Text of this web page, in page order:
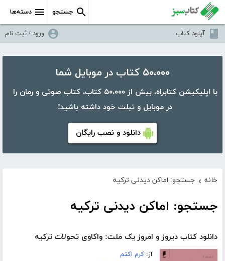
دسته‌ها جستجو
آپلود کتاب ورود / ثبت نام
۵۰،۰۰۰ کتاب در موبایل شما
با اپلیکیشن کتابراه، بیش از ۵۰،۰۰۰ کتاب، کتاب صوتی و رمان را
در موبایل و تبلت خود داشته باشید!
دانلود و نصب رایگان
خانه › جستجو: اماکن دیدنی ترکیه
جستجو: اماکن دیدنی ترکیه
دانلود کتاب دیروز و امروز یک ملت: واکاوی تحولات ترکیه
از:کرم اکتم